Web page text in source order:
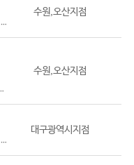
수원,오산지점
수원,오산지점
대구광역시지점